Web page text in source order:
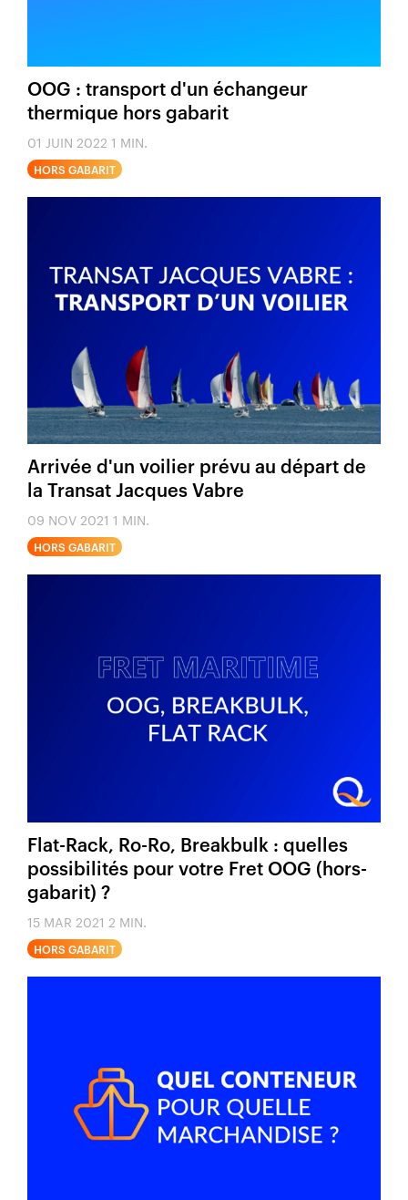
OOG : transport d'un échangeur
thermique hors gabarit
01 JUIN 2022 1 MIN.
HORS GABARIT
Arrivée d'un voilier prévu au départ de
la Transat Jacques Vabre
09 NOV 2021 1 MIN.
HORS GABARIT
Flat-Rack, Ro-Ro, Breakbulk : quelles
possibilités pour votre Fret OOG (hors-
gabarit) ?
15 MAR 2021 2 MIN.
HORS GABARIT